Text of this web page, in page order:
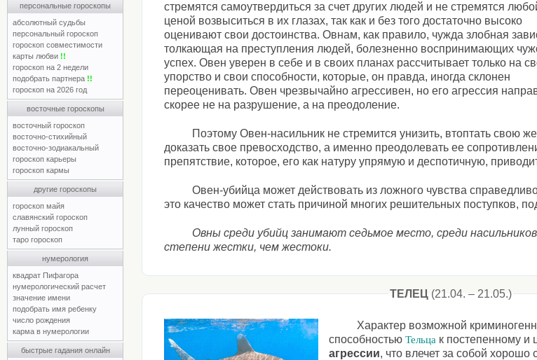
персональные гороскопы
абсолютный судьбы
персональный гороскоп
гороскоп совместимости
карты любви !!
гороскоп на 2 недели
подобрать партнера !!
гороскоп на 2026 год
восточные гороскопы
восточный гороскоп
восточно-стихийный
восточно-зодиакальный
гороскоп карьеры
гороскоп кармы
другие гороскопы
гороскоп майя
славянский гороскоп
лунный гороскоп
таро гороскоп
нумерология
квадрат Пифагора
нумерологический расчет
значение имени
подобрать имя ребенку
число рождения
карма в нумерологии
быстрые гадания онлайн
стремятся самоутвердиться за счет других людей и не стремятся
ценой возвыситься в их глазах, так как и без того достаточно высоко
оценивают свои достоинства. Овнам, как правило, чужда злобная
толкающая на преступления людей, болезненно воспринимающих
успех. Овен уверен в себе и в своих планах рассчитывает только на
упорство и свои способности, которые, он правда, иногда склонен
переоценивать. Овен чрезвычайно агрессивен, но его агрессия
скорее не на разрушение, а на преодоление.
Поэтому Овен-насильник не стремится унизить, втоптать свою
доказать свое превосходство, а именно преодолевать ее
препятствие, которое, его как натуру упрямую и деспотичную,
Овен-убийца может действовать из ложного чувства
это качество может стать причиной многих решительных поступков,
Овны среди убийц занимают седьмое место, среди
степени жестки, чем жестоки.
ТЕЛЕЦ(21.04. – 21.05.)
Характер возможной
способностьюТельца к постепенному и
агрессии, что влечет за собой